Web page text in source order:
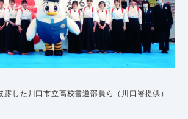
露した川口市立高校書道部員ら（川口署提供）